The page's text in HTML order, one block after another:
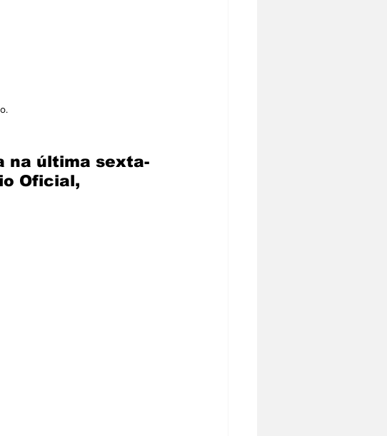
na última sexta-
Oficial,